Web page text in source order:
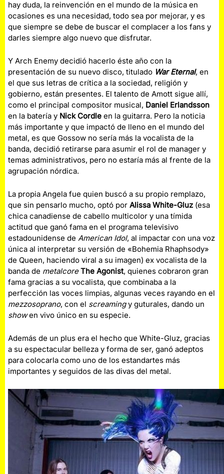
hay duda, la reinvención en el mundo de la música en
ocasiones es una necesidad, todo sea por mejorar, y es
que siempre se debe de buscar el complacer a los fans y
darles siempre algo nuevo que disfrutar.
Y Arch Enemy decidió hacerlo éste año con la
presentación de su nuevo disco, titulado War Eternal, en
el que sus letras de crítica a la sociedad, religión y
gobierno, están presentes. El talento de Amott sigue allí,
como el principal compositor musical, Daniel Erlandsson
en la batería y Nick Cordle en la guitarra. Pero la noticia
más importante y que impactó de lleno en el mundo del
metal, es que Gossow no sería más la vocalista de la
banda, decidió retirarse para asumir el rol de manager y
temas administrativos, pero no estaría más al frente de la
agrupación nórdica.
La propia Angela fue quien buscó a su propio remplazo,
que sin pensarlo mucho, optó porAlissa White-Gluz (esa
chica canadiense de cabello multicolor y una tímida
actitud que ganó fama en el programa televisivo
estadounidense deAmerican Idol, al impactar con una voz
única al interpretar su versión de «Bohemia Rhaphsody»
de Queen, haciendo viral a su imagen) ex vocalista de la
banda de metalcore The Agonist, quienes cobraron gran
fama gracias a su vocalista, que combinaba a la
perfección las voces limpias, algunas veces rayando en el
mezzosoprano, con el screamingy guturales, dando un
showen vivo único en su especie.
Además de un plus era el hecho que White-Gluz, gracias
a su espectacular belleza y forma de ser, ganó adeptos
para colocarla como uno de los estandartes más
importantes y seguidos de las divas del metal.